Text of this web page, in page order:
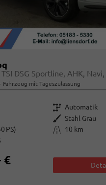
Fahrzeug mit Tageszulassung
Getriebe Automatik
Außenfarbe Stahl Grau
PS) Kilometerstand
10 km
€